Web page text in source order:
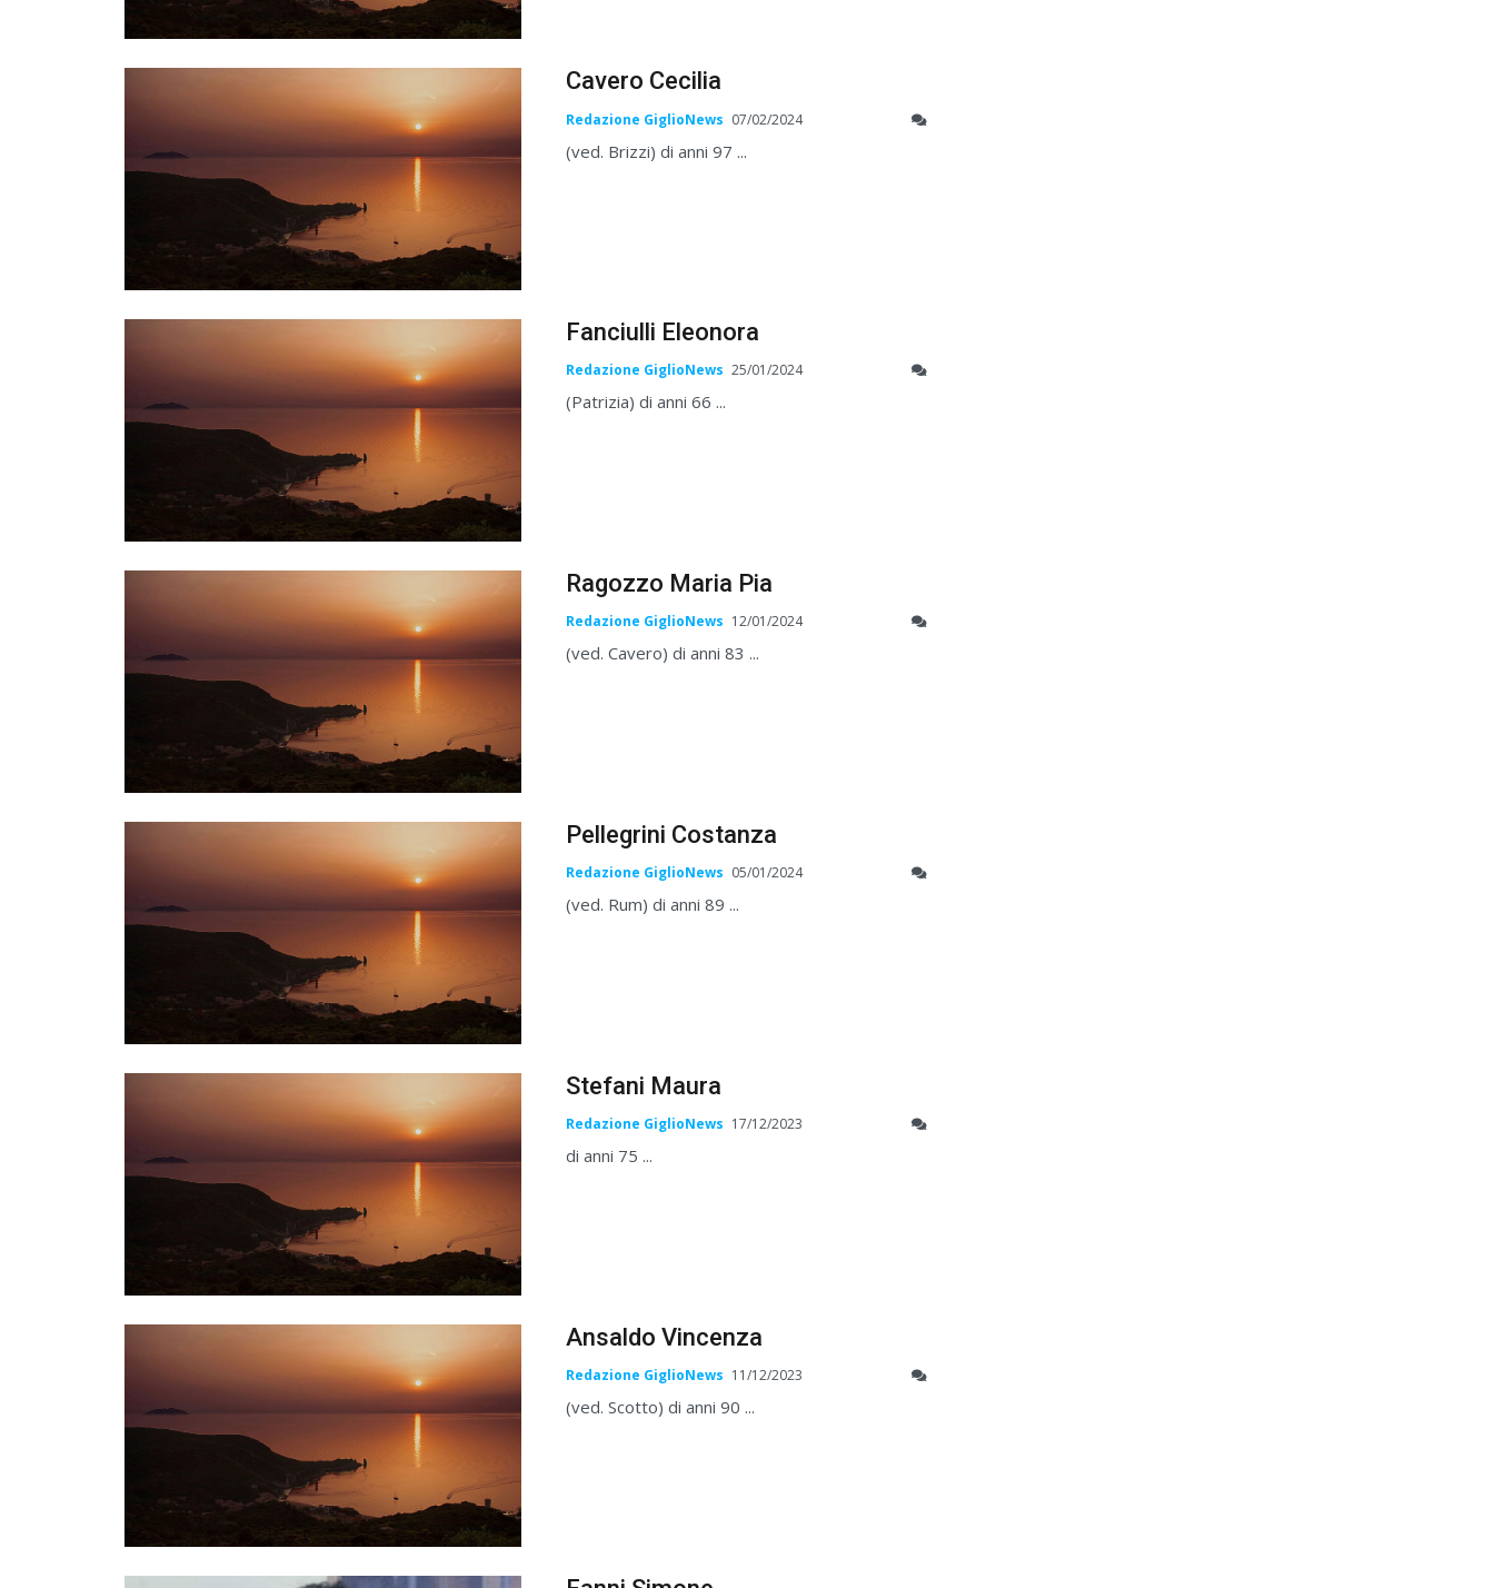
Cavero Cecilia
Redazione GiglioNews 07/02/2024
(ved. Brizzi) di anni 97 ...
Fanciulli Eleonora
Redazione GiglioNews 25/01/2024
(Patrizia) di anni 66 ...
Ragozzo Maria Pia
Redazione GiglioNews 12/01/2024
(ved. Cavero) di anni 83 ...
Pellegrini Costanza
Redazione GiglioNews 05/01/2024
(ved. Rum) di anni 89 ...
Stefani Maura
Redazione GiglioNews 17/12/2023
di anni 75 ...
Ansaldo Vincenza
Redazione GiglioNews 11/12/2023
(ved. Scotto) di anni 90 ...